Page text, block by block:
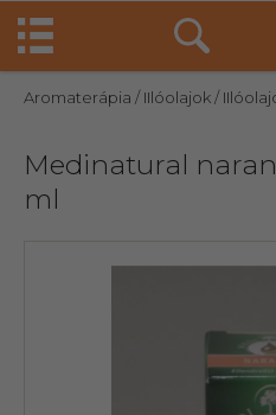
Aromaterápia / IIlóolajok/
Medinatural
ml